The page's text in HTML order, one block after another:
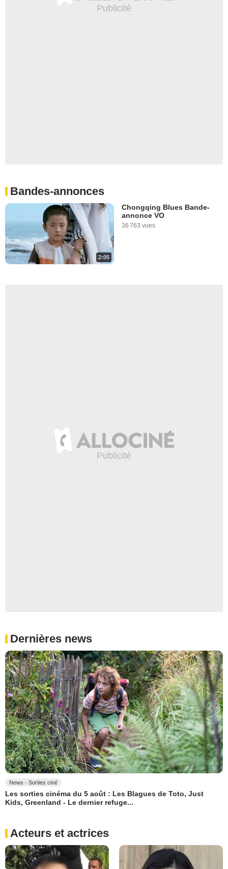
Bandes-annonces
2:05
Chongqing Blues Bande-
annonce VO
36 763 vues
Dernières news
News - Sorties ciné
Les sorties cinéma du 5 août : Les Blagues de Toto, Just
Kids, Greenland - Le dernier refuge...
Acteurs et actrices